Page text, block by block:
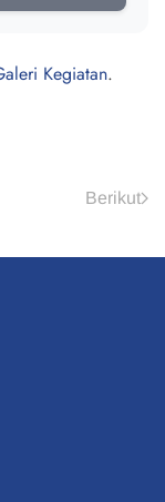
Kegiatan.
Berikut